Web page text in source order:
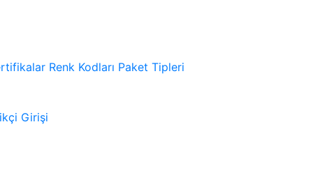
Renk Kodları Paket Tipleri
Girişi